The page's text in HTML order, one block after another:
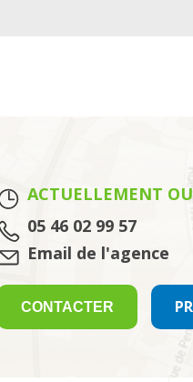
ACTUELLEMENT
Tél. :
05 46 02 99 57
Email :
Email de l'agence
CONTACTER